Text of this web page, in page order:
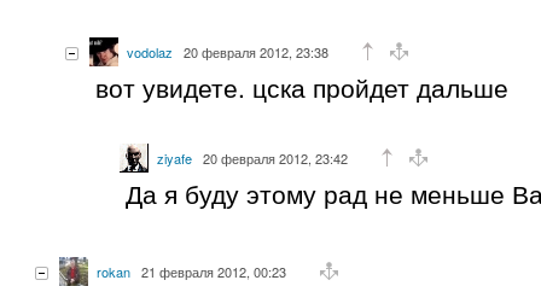
vodolaz 20 февраля 2012, 23:38
вот увидете. цска пройдет дальше
ziyafe 20 февраля 2012, 23:42
Да я буду этому рад не меньше
rokan 21 февраля 2012, 00:23